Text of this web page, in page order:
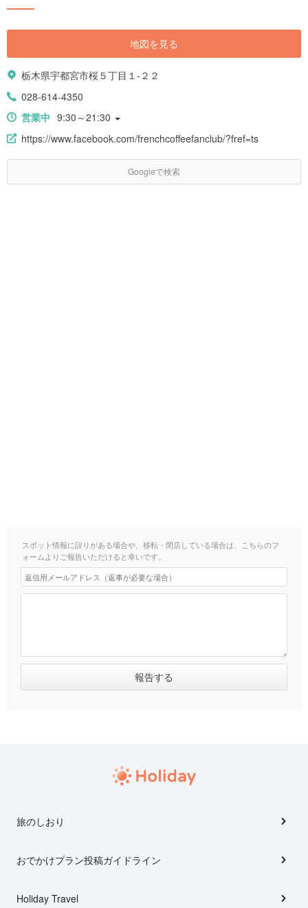
地図を見る
栃木県宇都宮市桜５丁目１-２２
028-614-4350
営業中 9:30～21:30
https://www.facebook.com/frenchcoffeefanclub/?fref=ts
Googleで検索
スポット情報に誤りがある場合や、移転・閉店している場合は、こちらのフ
ォームよりご報告いただけると幸いです。
旅のしおり
おでかけプラン投稿ガイドライン
Holiday Travel